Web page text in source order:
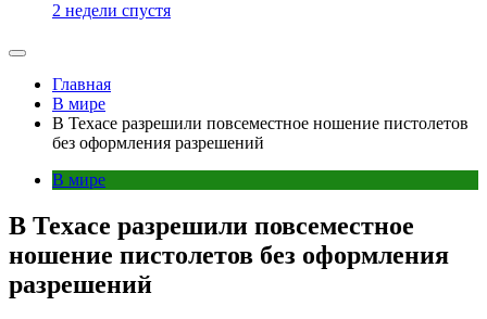
2 недели спустя
Главная
В мире
В Техасе разрешили повсеместное ношение пистолетов
без оформления разрешений
В мире
В Техасе разрешили повсеместное
ношение пистолетов без оформления
разрешений